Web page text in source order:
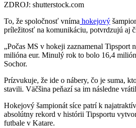
ZDROJ: shutterstock.com
To, že spoločnosť vníma hokejový
príležitosť na komunikáciu, potvrdzujú aj
„Počas MS v hokeji zaznamenal Tipsport
milióna eur. Minulý rok to bolo 16,4
Sochor.
Prízvukuje, že ide o nábery, čo je suma,
stavili. Väčšina peňazí sa im následne
Hokejový šampionát síce patrí k
absolútny rekord v histórii Tipsportu
futbale v Katare.